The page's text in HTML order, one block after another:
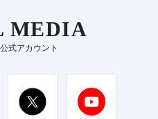
MEDIA
式アカウント